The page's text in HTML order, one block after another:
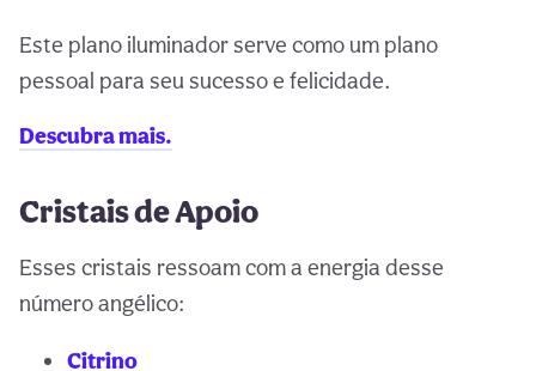
Este plano iluminador serve como um plano
pessoal para seu sucesso e felicidade.
Descubra mais.
Cristais de Apoio
Esses cristais ressoam com a energia desse
número angélico:
Citrino